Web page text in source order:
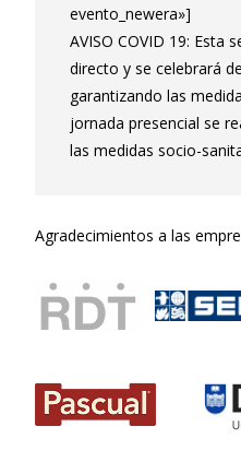
evento_newera»]
AVISO COVID 19: Esta
directo y se celebrará
garantizando las
jornada presencial se
las medidas socio-
Agradecimientos a las